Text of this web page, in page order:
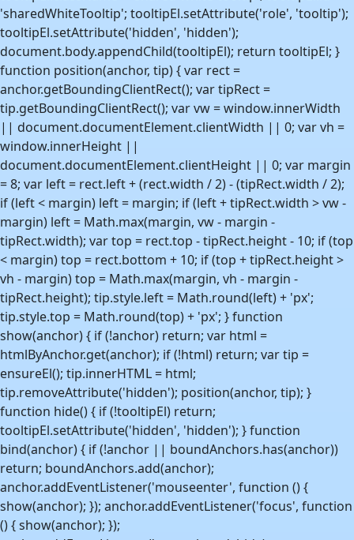
'sharedWhiteTooltip'; tooltipEl.setAttribute('role', 'tooltip');
tooltipEl.setAttribute('hidden', 'hidden');
document.body.appendChild(tooltipEl); return tooltipEl; }
function position(anchor, tip) { var rect =
anchor.getBoundingClientRect(); var tipRect =
tip.getBoundingClientRect(); var vw = window.innerWidth
|| document.documentElement.clientWidth || 0; var vh =
window.innerHeight ||
document.documentElement.clientHeight || 0; var margin
= 8; var left = rect.left + (rect.width / 2) - (tipRect.width / 2);
if (left < margin) left = margin; if (left + tipRect.width > vw -
margin) left = Math.max(margin, vw - margin -
tipRect.width); var top = rect.top - tipRect.height - 10; if (top
< margin) top = rect.bottom + 10; if (top + tipRect.height >
vh - margin) top = Math.max(margin, vh - margin -
tipRect.height); tip.style.left = Math.round(left) + 'px';
tip.style.top = Math.round(top) + 'px'; } function
show(anchor) { if (!anchor) return; var html =
htmlByAnchor.get(anchor); if (!html) return; var tip =
ensureEl(); tip.innerHTML = html;
tip.removeAttribute('hidden'); position(anchor, tip); }
function hide() { if (!tooltipEl) return;
tooltipEl.setAttribute('hidden', 'hidden'); } function
bind(anchor) { if (!anchor || boundAnchors.has(anchor))
return; boundAnchors.add(anchor);
anchor.addEventListener('mouseenter', function () {
show(anchor); }); anchor.addEventListener('focus', function
() { show(anchor); });